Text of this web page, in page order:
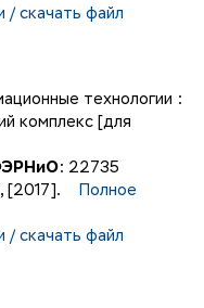
/ скачать файл
технологии :
комплекс [для
: 22735
[2017].
Полное
/ скачать файл